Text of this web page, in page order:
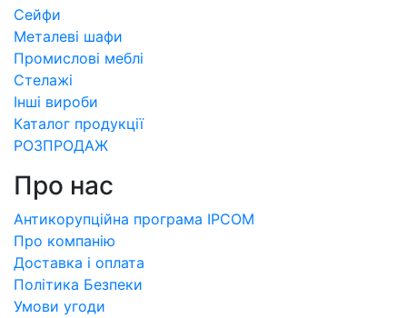
Сейфи
Металеві шафи
Промислові меблі
Стелажі
Інші вироби
Каталог продукції
РОЗПРОДАЖ
Про нас
Антикорупційна програма IPCOM
Про компанію
Доставка і оплата
Політика Безпеки
Умови угоди